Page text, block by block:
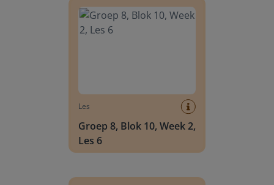
Les
Groep 8, Blok 10, Week 2,
Les 6